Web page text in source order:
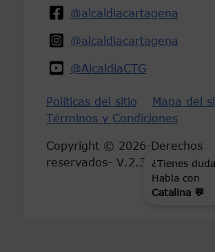
¿Tienes
Habla con
Catalina 💬
@alcaldiacartagena
@alcaldiacartagena
@AlcaldiaCTG
Políticas del sitio
Mapa del
Términos y Condiciones
Copyright © 2026-Derechos
reservados- V.2.3